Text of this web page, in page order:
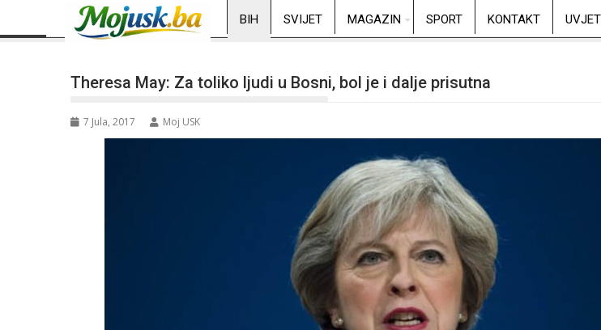
BIH SVIJET MAGAZIN SPORT KONTAKT
Theresa May: Za toliko ljudi u Bosni, bol je i dalje prisutna
7 Jula, 2017 Moj USK